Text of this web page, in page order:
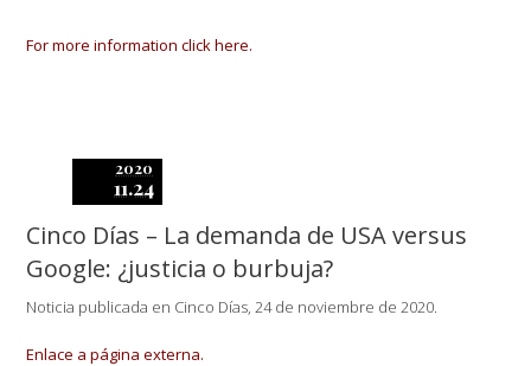
For more information click here.
2020
11.24
Cinco Días – La demanda de USA versus
Google: ¿justicia o burbuja?
Noticia publicada en Cinco Días, 24 de noviembre de 2020.
Enlace a página externa.